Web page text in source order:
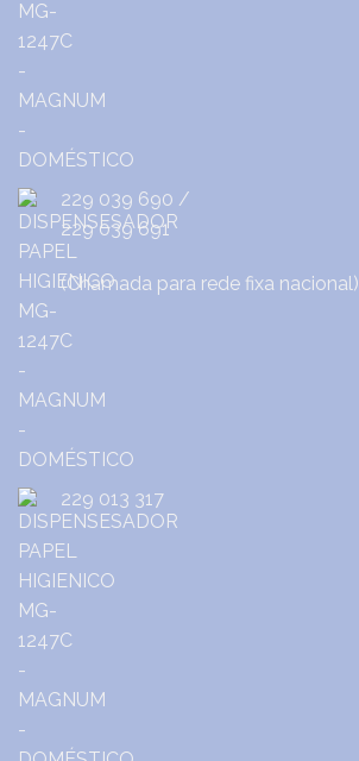
229 039 690 /
229 039 691
(Chamada para rede fixa nacional)
229 013 317